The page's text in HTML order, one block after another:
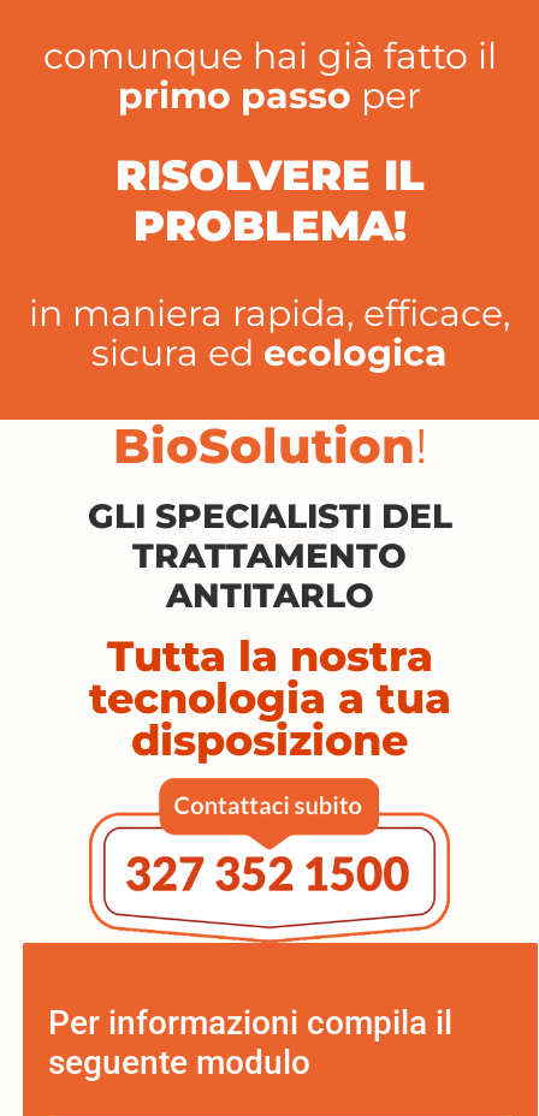
comunque hai già fatto il
primo passo per
RISOLVERE IL
PROBLEMA!
in maniera rapida, efficace,
sicura ed ecologica
BioSolution!
GLI SPECIALISTI DEL
TRATTAMENTO
ANTITARLO
Tutta la nostra
tecnologia a tua
disposizione
Per informazioni compila il
seguente modulo